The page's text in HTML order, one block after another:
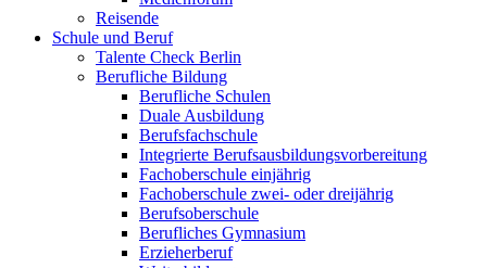
Reisende
Schule und Beruf
Talente Check Berlin
Berufliche Bildung
Berufliche Schulen
Duale Ausbildung
Berufsfachschule
Integrierte Berufsausbildungs­vorbereitung
Fachoberschule einjährig
Fachoberschule zwei- oder dreijährig
Berufsoberschule
Berufliches Gymnasium
Erzieherberuf